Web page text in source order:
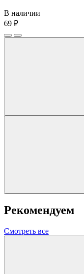
В наличии
69 ₽
Рекомендуем
Смотреть все